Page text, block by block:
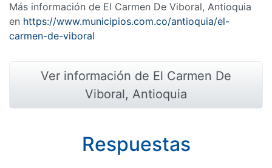
Más información de El Carmen De Viboral, Antioquia
en https://www.municipios.com.co/antioquia/el-
carmen-de-viboral
Ver información de El Carmen De
Viboral, Antioquia
Respuestas